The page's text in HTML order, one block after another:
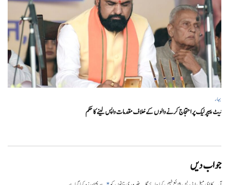
بہار
نیٹ پیپر لیک پر احتجاج کرنے والوں کے خلاف مقدمات واپس لینے کا حکم
جواب دیں